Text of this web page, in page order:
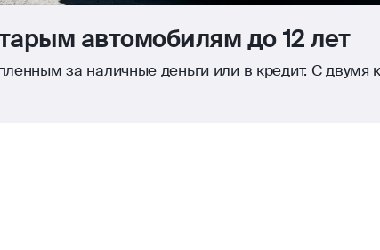
автомобилям до 12 лет
за наличные деньги или в кредит. С двумя